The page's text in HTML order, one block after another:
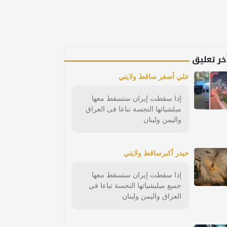
تعليق
علي أصغر ساقط ولايتي
إذا سقطت إيران ستسقط معها
ميلشياتها النجسة تباعا فى العراق
واليمن ولبنان
حيدر أكبرساقط ولايتي
إذا سقطت إيران ستسقط معها
جميع ميليشياتها النجسة تباعا في
العراق واليمن ولبنان